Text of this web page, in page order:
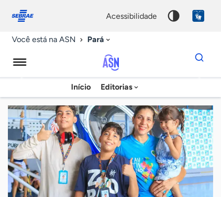
conosco
acessibilidade
Você está na ASN Pará
Agência
Sebrae
de
Notícias
Início Editorias
Dados
para
chave